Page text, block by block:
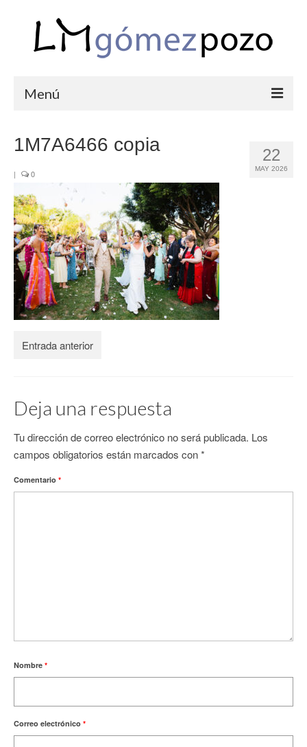
Menú
COMUNIONES
CORPORATIVAS
SEMANA SANTA
BLOG
SOBRE LM
22
MAY 2026
1M7A6466 copia
| 0
Entrada anterior
Deja una respuesta
Tu dirección de correo electrónico no será publicada. Los
campos obligatorios están marcados con*
Comentario *
Nombre *
Correo electrónico *